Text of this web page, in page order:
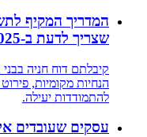
המדריך המקיף
שצריך לדעת ב-2025
קיבלתם דוח חניה
הנחיות מקומיות,
להתמודדות יעילה.
עסקים שעובדים